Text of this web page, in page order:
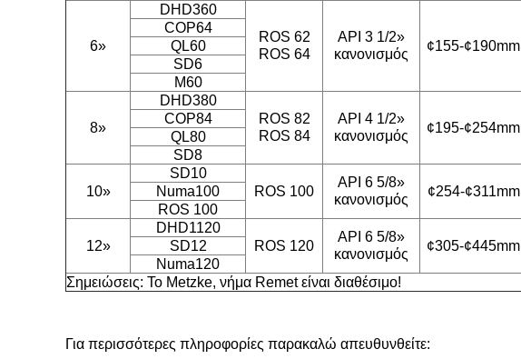
6»
DHD360
ROS 62
ROS 64
API 3 1/2»
κανονισμός
¢155-¢190mm
COP64
QL60
SD6
M60
8»
DHD380
ROS 82
ROS 84
API 4 1/2»
κανονισμός
¢195-¢254mm
COP84
QL80
SD8
10»
SD10
ROS 100
API 6 5/8»
κανονισμός
¢254-¢311mm
Numa100
ROS 100
12»
DHD1120
ROS 120
API 6 5/8»
κανονισμός
¢305-¢445mm
SD12
Numa120
Σημειώσεις: Το Metzke, νήμα Remet είναι διαθέσιμο!
Για περισσότερες πληροφορίες παρακαλώ απευθυνθείτε: